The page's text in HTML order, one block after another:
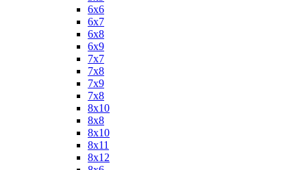
6x6
6x7
6x8
6x9
7x7
7x8
7x9
7х8
8x10
8x8
8х10
8х11
8х12